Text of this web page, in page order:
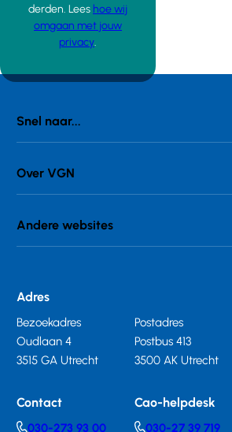
derden. Lees hoe wij
omgaan met jouw
privacy.
Snel naar...
Over VGN
Andere websites
Adres
Bezoekadres
Oudlaan 4
3515 GA Utrecht
Postadres
Postbus 413
3500 AK Utrecht
Contact
030-273 93 00
Cao-helpdesk
030-27 39 719